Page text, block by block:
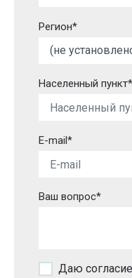
Регион*
Населенный пункт*
E-mail*
Ваш вопрос*
Даю